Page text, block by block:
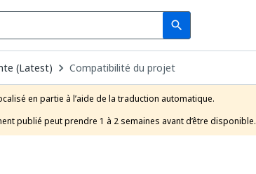
search
Search
(Latest) Compatibilité du projet
en partie à l’aide de la traduction automatique.
publié peut prendre 1 à 2 semaines avant d’être disponible.